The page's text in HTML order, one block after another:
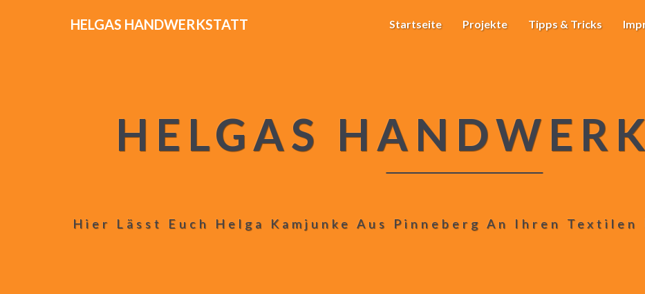
HELGAS HANDWERKSTATT Startseite Projekte Tipps & Tricks
HELGAS
Hier Lässt Euch Helga Kamjunke Aus Pinneberg An Ihren